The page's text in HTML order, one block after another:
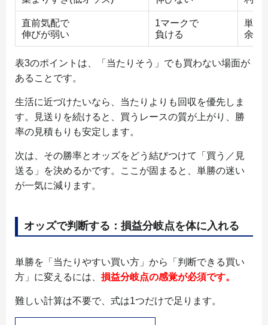
直前気配で
伸びが弱い
1マークで
負ける
単勝
余地
表3のポイントは、「当たりそう」でも買わない場面が
あることです。
生活に近づけたいなら、当たりよりも回収を優先しま
す。見送りを続けると、買うレースの質が上がり、勝
率の見積もりも安定します。
次は、その勝率とオッズをどう結びつけて「買う／見
送る」を決めるかです。ここが固まると、単勝の迷い
が一気に減ります。
オッズで判断する：損益分岐点を体に入れる
単勝を「当たりやすい買い方」から「判断できる買い
方」に変えるには、 損益分岐点の感覚が必須です。
難しい計算は不要で、式は1つだけで足ります。